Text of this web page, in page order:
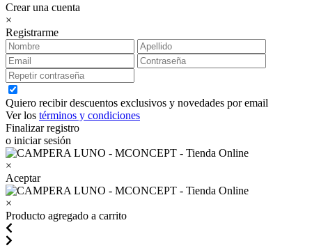
Crear una cuenta
×
Registrarme
Quiero recibir descuentos exclusivos y novedades por email
Ver los términos y condiciones
Finalizar registro
o iniciar sesión
×
Aceptar
×
Producto agregado a carrito